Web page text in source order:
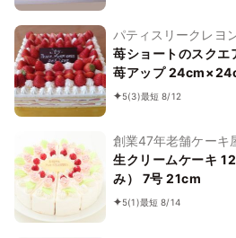
パティスリークレヨ
苺ショートのスクエ
苺アップ 24cm×24cm 20～23名様向
け5(3)最短 8/12
創業47年老舗ケーキ
生クリームケーキ
み） 7号 21cm
5(1)最短 8/14